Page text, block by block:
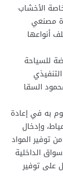
الأخشاب
مصنعي
أنواعها
للسياحة
السقا
به في إعادة
وإدخال
توفير المواد
الداخلية
على توفير